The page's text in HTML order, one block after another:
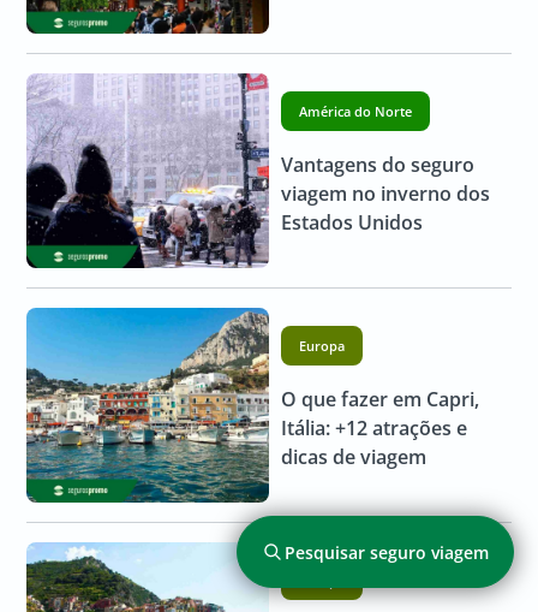
América do Norte
Vantagens do seguro
viagem no inverno dos
Estados Unidos
Europa
O que fazer em Capri,
Itália: +12 atrações e
dicas de viagem
Pesquisar seguro viagem